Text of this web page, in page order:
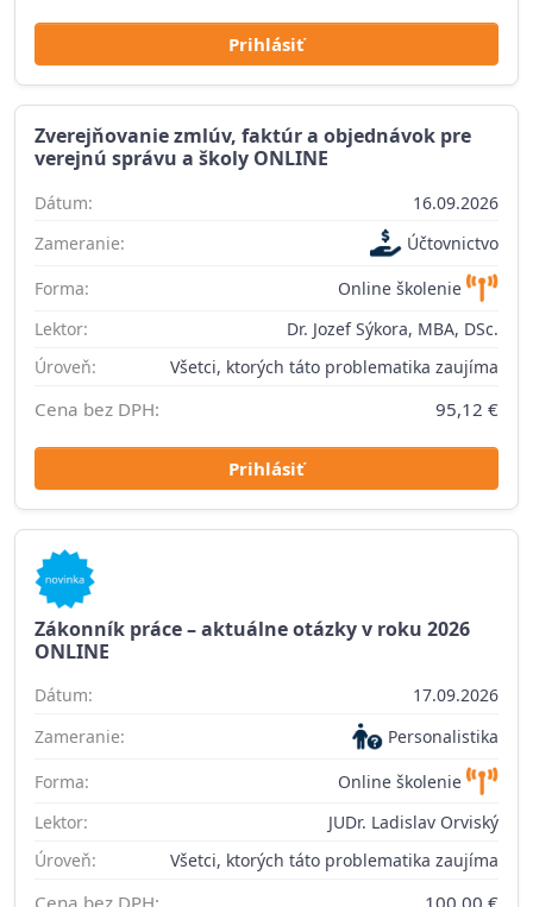
Prihlásiť
Zverejňovanie zmlúv, faktúr a objednávok pre
verejnú správu a školy ONLINE
Dátum:
16.09.2026
Zameranie:
Účtovnictvo
Forma:
Online školenie
Lektor:
Dr. Jozef Sýkora, MBA, DSc.
Úroveň:
Všetci, ktorých táto problematika zaujíma
Cena bez DPH: 95,12 €
Prihlásiť
Zákonník práce – aktuálne otázky v roku 2026
ONLINE
Dátum:
17.09.2026
Zameranie:
Personalistika
Forma:
Online školenie
Lektor:
JUDr. Ladislav Orviský
Úroveň:
Všetci, ktorých táto problematika zaujíma
Cena bez DPH: 100,00 €